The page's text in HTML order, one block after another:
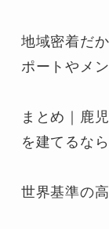
地域密着だ
ポートやメ
まとめ｜鹿
を建てるな
世界基準の